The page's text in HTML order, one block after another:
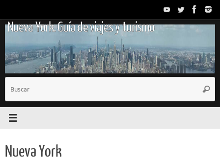
contenido
Nueva York. Guía de viajes y turismo
Nueva York